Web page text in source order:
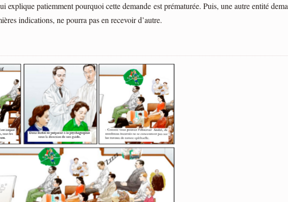
explique patiemment pourquoi cette demande est prématurée. Puis, une autre entité
indications, ne pourra pas en recevoir d’autre.